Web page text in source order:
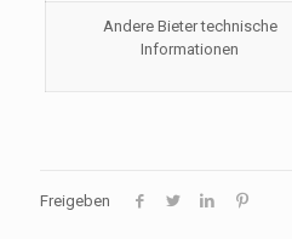
Andere Bieter technische
Informationen
Freigeben